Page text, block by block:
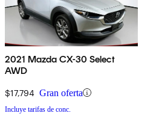
2021 Mazda CX-30 Select
AWD
$17,794 Gran oferta
Incluye tarifas de conc.